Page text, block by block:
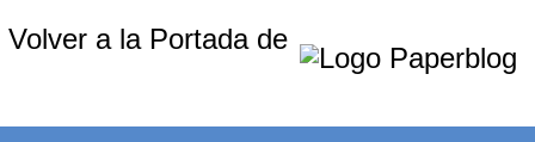
Volver a la Portada de